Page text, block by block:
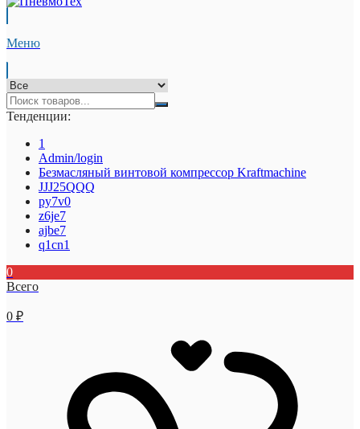
Меню
Тенденции:
1
Admin/login
Безмасляный винтовой компрессор Kraftmaсhine
JJJ25QQQ
py7v0
z6je7
ajbe7
q1cn1
0
Всего
0 ₽